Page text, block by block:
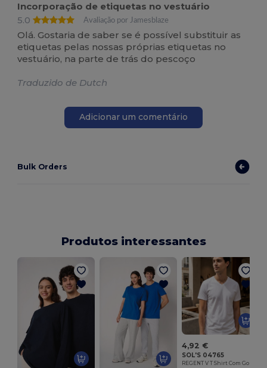
Incorporação de etiquetas no vestuário
5.0
Avaliação por Jamesblaze
Olá. Gostaria de saber se é possível substituir as
etiquetas pelas nossas próprias etiquetas no
vestuário, na parte de trás do pescoço
Traduzido de Dutch
Adicionar um comentário
Bulk Orders
Produtos interessantes
4,92 €
SOL'S 04765